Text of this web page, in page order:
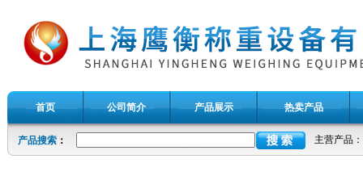
首页 公司简介 产品展示 热卖产品
产品搜索： 主营产品：